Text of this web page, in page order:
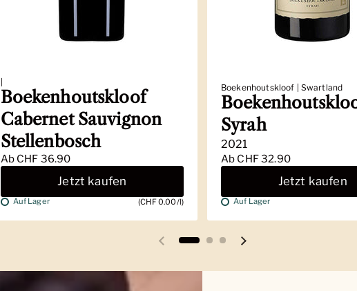
|
Boekenhoutskloof
Cabernet Sauvignon
Stellenbosch
Ab CHF 36.90
Jetzt kaufen
Auf Lager (CHF 0.00/l)
Boekenhoutskloof | Swartland
Syrah
2021
Ab CHF 32.90
Jetzt kaufen
Auf Lager
Vorherige Folie Nächste Folie